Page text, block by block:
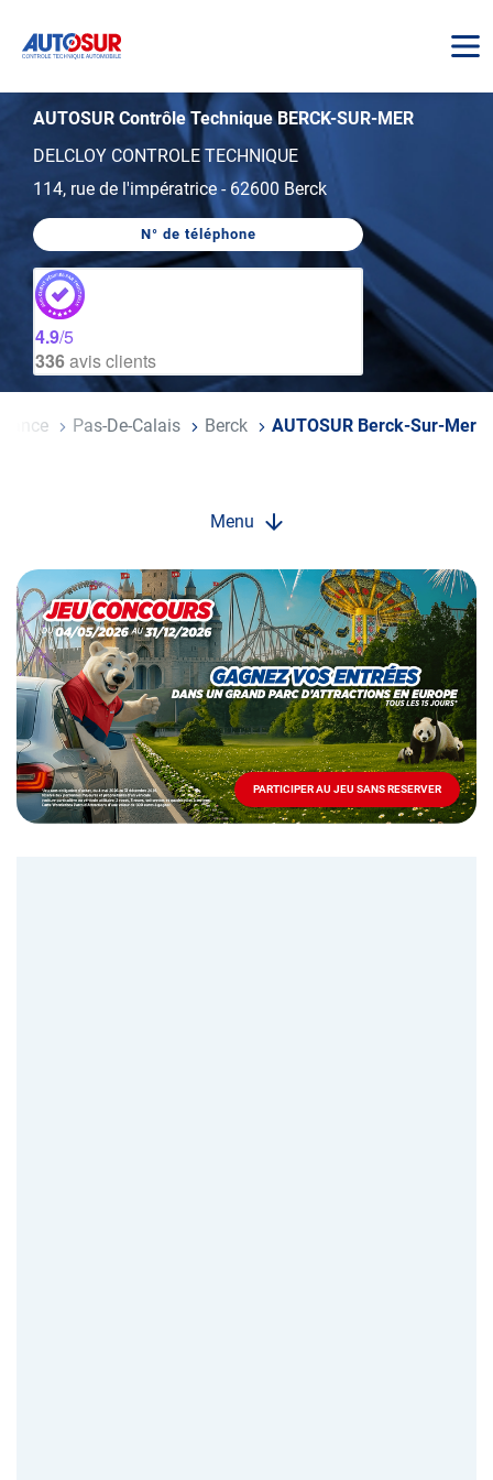
AUTOSUR Contrôle Technique BERCK-SUR-MER
DELCLOY CONTROLE TECHNIQUE
114, rue de l'impératrice - 62600 Berck
N° de téléphone
AFFICHER
LE
BERCK-
SUR-
4.9/5
336avis clients
Pas-De-Calais Berck AUTOSUR Berck-Sur-Mer
Menu
Opération
spéciale
Mai
-
Décembre
2026
Locations
PARTICIPER AU JEU SANS RESERVER
PARTICIPER
AU
JEU